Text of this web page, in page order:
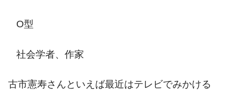
О型
社会学者、作家
古市憲寿さんといえば最近はテレビでみかける